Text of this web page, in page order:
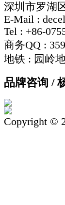
深圳市罗湖
E-Mail :
Tel : +86-
商务QQ :
地铁 : 园岭
品牌咨询 /
Copyright ©